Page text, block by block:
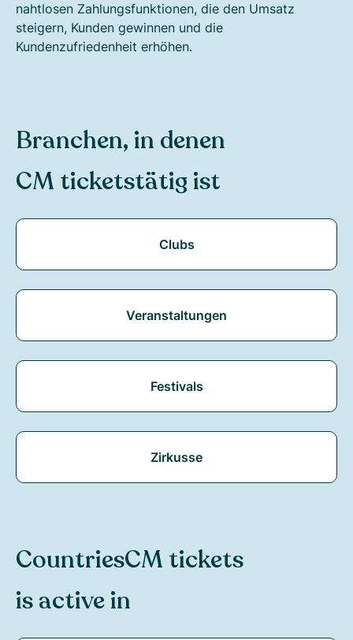
nahtlosen Zahlungsfunktionen, die den Umsatz
steigern, Kunden gewinnen und die
Kundenzufriedenheit erhöhen.
Branchen, in denen
CM ticketstätig ist
Clubs
Veranstaltungen
Festivals
Zirkusse
CountriesCM tickets
is active in